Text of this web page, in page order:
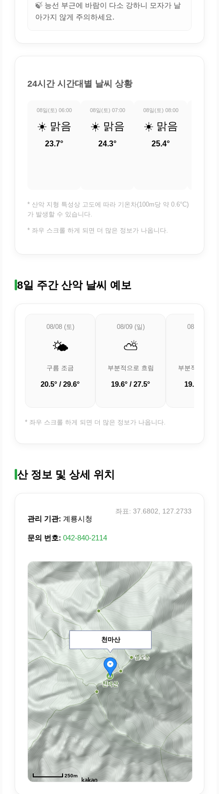
🍃 능선 부근에 바람이 다소 강하니 모자가 날
아가지 않게 주의하세요.
24시간 시간대별 날씨 상황
08일(토) 06:00
☀️ 맑음
23.7°
08일(토) 07:00
☀️ 맑음
24.3°
08일(토) 08:00
☀️ 맑음
25.4°
* 산악 지형 특성상 고도에 따라 기온차(100m당 약 0.6°C)
가 발생할 수 있습니다.
* 좌우 스크롤 하게 되면 더 많은 정보가 나옵니다.
8일 주간 산악 날씨 예보
08/08 (토)
🌤️
구름 조금
20.5° / 29.6°
08/09 (일)
⛅
부분적으로 흐림
19.6° / 27.5°
08/10 (월)
부분적으로 흐
19.2° / 27°
* 좌우 스크롤 하게 되면 더 많은 정보가 나옵니다.
산 정보 및 상세 위치
관리 기관: 계룡시청
문의 번호: 042-840-2114
좌표: 37.6802, 127.2733
천마산
250m